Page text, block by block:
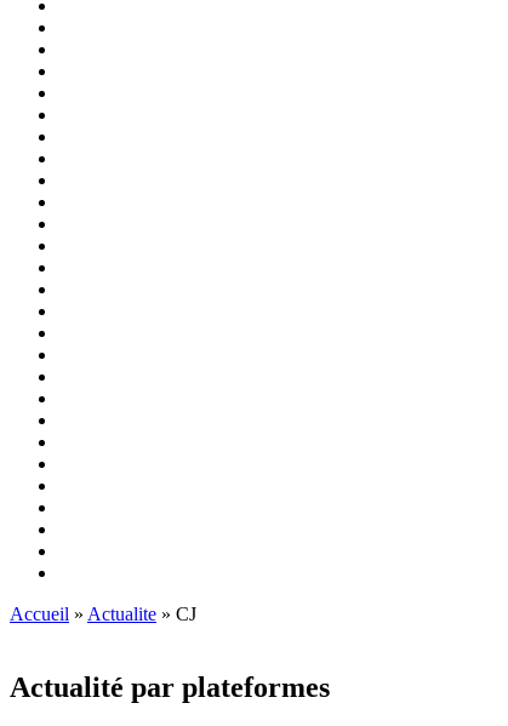
Accueil » Actualite » CJ
Actualité par plateformes